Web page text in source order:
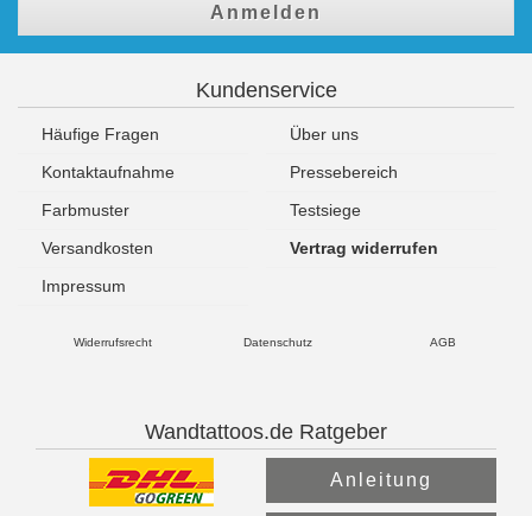
Anmelden
Kundenservice
Häufige Fragen
Über uns
Kontaktaufnahme
Pressebereich
Farbmuster
Testsiege
Versandkosten
Vertrag widerrufen
Impressum
Widerrufsrecht Datenschutz AGB
Wandtattoos.de Ratgeber
Anleitung